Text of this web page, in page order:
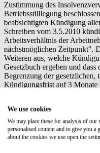
Zustimmung des
Betriebsstilllegung
beabsichtigten Kündigung
Schreiben vom 3.5.2010
Arbeitsverhältnis der
nächstmöglichen Zeitpunkt".
Weiteren aus, welche
Gesetzbuch ergeben und
Begrenzung der gesetzlichen,
Kündigungsfrist auf 3 Monate
unbegründet ist und das
geendet hat. Die
Die Arbeitnehmerin konnte
Berücksichtigung ihrer
Regelungen in der InsO zu
We use cookies
We may place these for analysis of
personalised content and to give you a
about the cookies we use open the